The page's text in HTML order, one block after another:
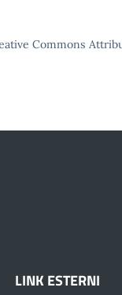
Commons
LINK ESTERNI